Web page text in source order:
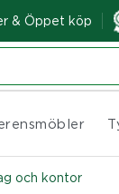
& Öppet köp
och kontor